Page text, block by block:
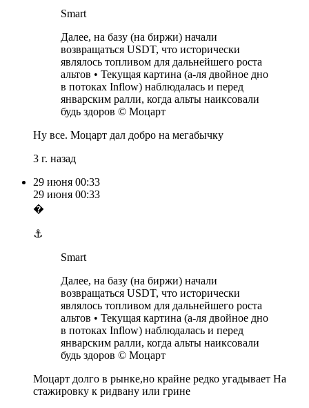
Smart
Далее, на базу (на биржи) начали
возвращаться USDT, что исторически
являлось топливом для дальнейшего роста
альтов • Текущая картина (а-ля двойное дно
в потоках Inflow) наблюдалась и перед
январским ралли, когда альты наиксовали
будь здоров © Моцарт
Ну все. Моцарт дал добро на мегабычку
3 г. назад
29 июня 00:33
29 июня 00:33
�
⚓️
Smart
Далее, на базу (на биржи) начали
возвращаться USDT, что исторически
являлось топливом для дальнейшего роста
альтов • Текущая картина (а-ля двойное дно
в потоках Inflow) наблюдалась и перед
январским ралли, когда альты наиксовали
будь здоров © Моцарт
Моцарт долго в рынке,но крайне редко угадывает На
стажировку к ридвану или грине